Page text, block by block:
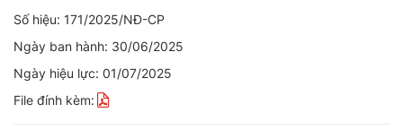
Số hiệu: 171/2025/NĐ-CP
Ngày ban hành: 30/06/2025
Ngày hiệu lực: 01/07/2025
File đính kèm: